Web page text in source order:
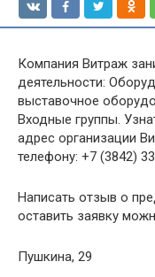
Компания Витраж
деятельности:
выставочное
Входные группы.
адрес организации
телефону: +7 (3842)
Написать отзыв о
оставить заявку
Пушкина, 29